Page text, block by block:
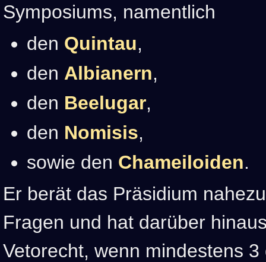
Symposiums, namentlich
den Quintau,
den Albianern,
den Beelugar,
den Nomisis,
sowie den Chameiloiden.
Er berät das Präsidium
Fragen und hat darüber
Vetorecht, wenn mindestens